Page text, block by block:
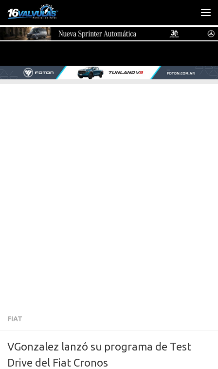
Saltar al contenido
FIAT
VGonzalez lanzó su programa de Test
Drive del Fiat Cronos